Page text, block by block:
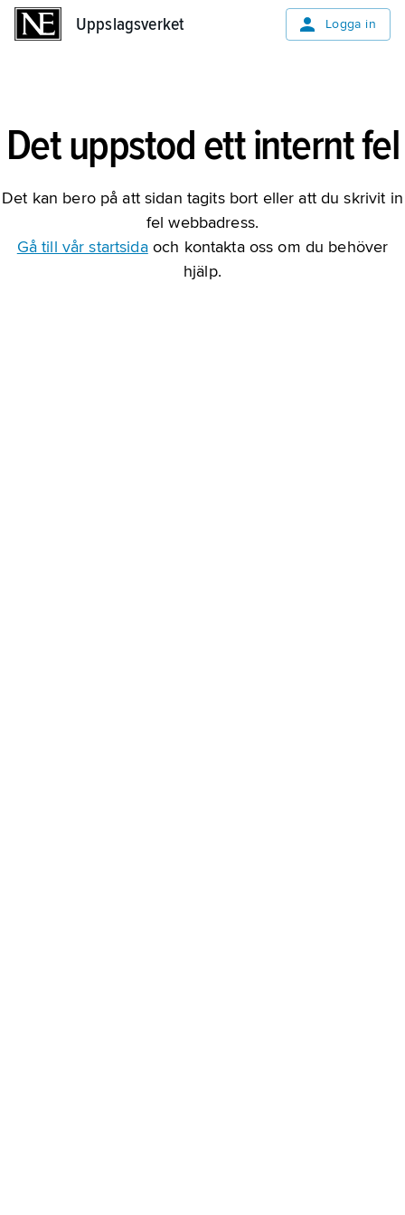
Uppslagsverket Logga in
Det uppstod ett internt fel
Det kan bero på att sidan tagits bort eller att du skrivit in
fel webbadress.
Gå till vår startsidaoch kontakta oss om du behöver
hjälp.